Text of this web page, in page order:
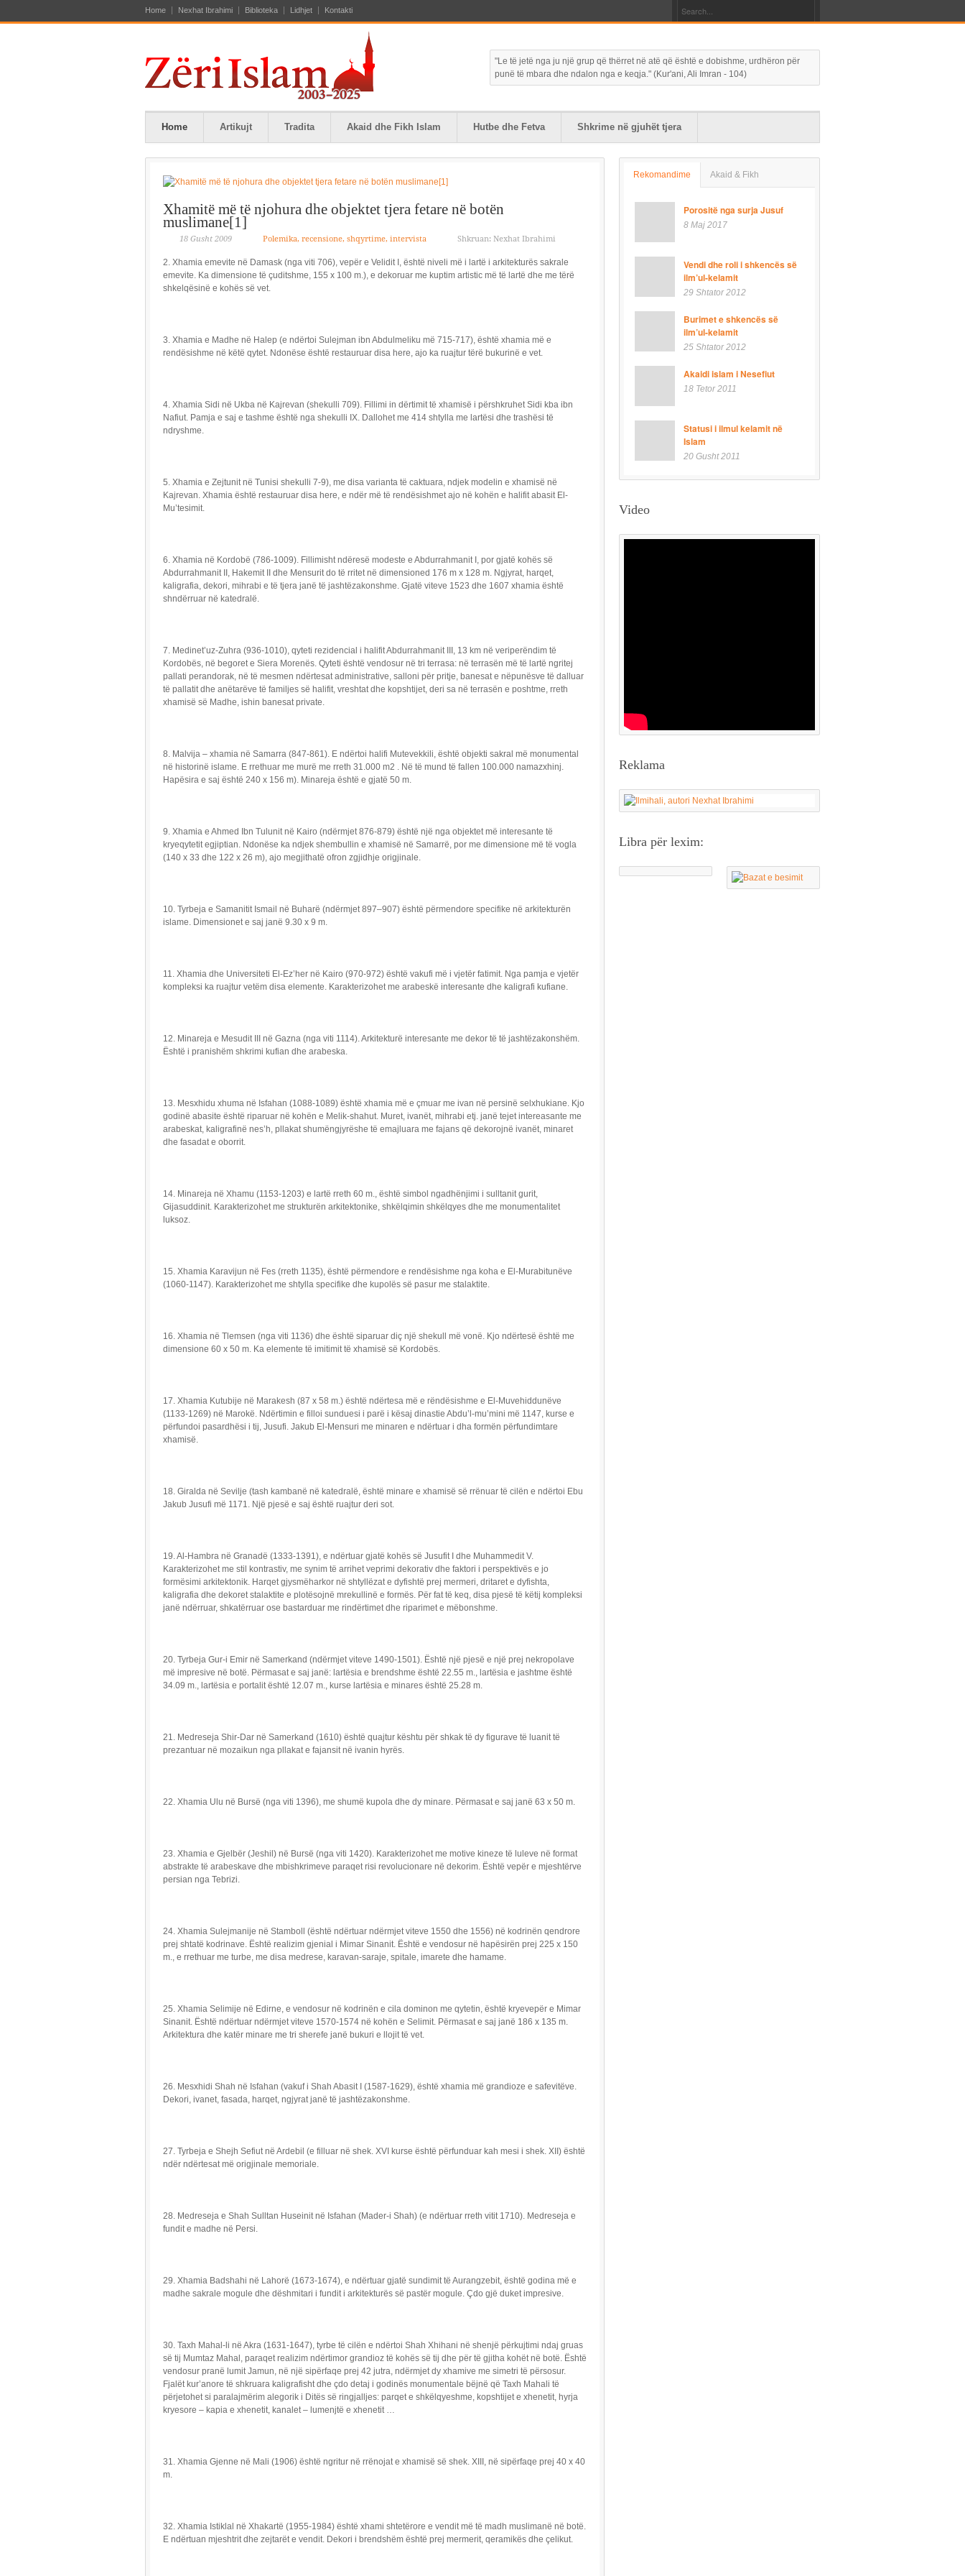
Home Nexhat Ibrahimi Biblioteka Lidhjet Kontakti
"Le të jetë nga ju një grup që thërret në atë që është e dobishme, urdhëron për
punë të mbara dhe ndalon nga e keqja." (Kur'ani, Ali Imran - 104)
Home Artikujt Tradita Akaid dhe Fikh Islam Hutbe dhe Fetva Shkrime në gjuhët tjera
Xhamitë më të njohura dhe objektet tjera fetare në botën
muslimane[1]
18 Gusht 2009 Polemika, recensione, shqyrtime, intervista Shkruan: Nexhat Ibrahimi
2. Xhamia emevite në Damask (nga viti 706), vepër e Velidit I, është niveli më i lartë i arkitekturës sakrale
emevite. Ka dimensione të çuditshme, 155 x 100 m.), e dekoruar me kuptim artistic më të lartë dhe me tërë
shkelqësinë e kohës së vet.
3. Xhamia e Madhe në Halep (e ndërtoi Sulejman ibn Abdulmeliku më 715-717), është xhamia më e
rendësishme në këtë qytet. Ndonëse është restauruar disa here, ajo ka ruajtur tërë bukurinë e vet.
4. Xhamia Sidi në Ukba në Kajrevan (shekulli 709). Fillimi in dërtimit të xhamisë i përshkruhet Sidi kba ibn
Nafiut. Pamja e saj e tashme është nga shekulli IX. Dallohet me 414 shtylla me lartësi dhe trashësi të
ndryshme.
5. Xhamia e Zejtunit në Tunisi shekulli 7-9), me disa varianta të caktuara, ndjek modelin e xhamisë në
Kajrevan. Xhamia është restauruar disa here, e ndër më të rendësishmet ajo në kohën e halifit abasit El-
Mu’tesimit.
6. Xhamia në Kordobë (786-1009). Fillimisht ndëresë modeste e Abdurrahmanit I, por gjatë kohës së
Abdurrahmanit II, Hakemit II dhe Mensurit do të rritet në dimensioned 176 m x 128 m. Ngjyrat, harqet,
kaligrafia, dekori, mihrabi e të tjera janë të jashtëzakonshme. Gjatë viteve 1523 dhe 1607 xhamia është
shndërruar në katedralë.
7. Medinet’uz-Zuhra (936-1010), qyteti rezidencial i halifit Abdurrahmanit III, 13 km në veriperëndim të
Kordobës, në begoret e Siera Morenës. Qyteti është vendosur në tri terrasa: në terrasën më të lartë ngritej
pallati perandorak, në të mesmen ndërtesat administrative, salloni për pritje, banesat e nëpunësve të dalluar
të pallatit dhe anëtarëve të familjes së halifit, vreshtat dhe kopshtijet, deri sa në terrasën e poshtme, rreth
xhamisë së Madhe, ishin banesat private.
8. Malvija – xhamia në Samarra (847-861). E ndërtoi halifi Mutevekkili, është objekti sakral më monumental
në historinë islame. E rrethuar me murë me rreth 31.000 m2 . Në të mund të fallen 100.000 namazxhinj.
Hapësira e saj është 240 x 156 m). Minareja është e gjatë 50 m.
9. Xhamia e Ahmed Ibn Tulunit në Kairo (ndërmjet 876-879) është një nga objektet më interesante të
kryeqytetit egjiptian. Ndonëse ka ndjek shembullin e xhamisë në Samarrë, por me dimensione më të vogla
(140 x 33 dhe 122 x 26 m), ajo megjithatë ofron zgjidhje origjinale.
10. Tyrbeja e Samanitit Ismail në Buharë (ndërmjet 897–907) është përmendore specifike në arkitekturën
islame. Dimensionet e saj janë 9.30 x 9 m.
11. Xhamia dhe Universiteti El-Ez’her në Kairo (970-972) është vakufi më i vjetër fatimit. Nga pamja e vjetër
kompleksi ka ruajtur vetëm disa elemente. Karakterizohet me arabeskë interesante dhe kaligrafi kufiane.
12. Minareja e Mesudit III në Gazna (nga viti 1114). Arkitekturë interesante me dekor të të jashtëzakonshëm.
Është i pranishëm shkrimi kufian dhe arabeska.
13. Mesxhidu xhuma në Isfahan (1088-1089) është xhamia më e çmuar me ivan në persinë selxhukiane. Kjo
godinë abasite është riparuar në kohën e Melik-shahut. Muret, ivanët, mihrabi etj. janë tejet intereasante me
arabeskat, kaligrafinë nes’h, pllakat shumëngjyrëshe të emajluara me fajans që dekorojnë ivanët, minaret
dhe fasadat e oborrit.
14. Minareja në Xhamu (1153-1203) e lartë rreth 60 m., është simbol ngadhënjimi i sulltanit gurit,
Gijasuddinit. Karakterizohet me strukturën arkitektonike, shkëlqimin shkëlqyes dhe me monumentalitet
luksoz.
15. Xhamia Karavijun në Fes (rreth 1135), është përmendore e rendësishme nga koha e El-Murabitunëve
(1060-1147). Karakterizohet me shtylla specifike dhe kupolës së pasur me stalaktite.
16. Xhamia në Tlemsen (nga viti 1136) dhe është siparuar diç një shekull më vonë. Kjo ndërtesë është me
dimensione 60 x 50 m. Ka elemente të imitimit të xhamisë së Kordobës.
17. Xhamia Kutubije në Marakesh (87 x 58 m.) është ndërtesa më e rëndësishme e El-Muvehiddunëve
(1133-1269) në Marokë. Ndërtimin e filloi sunduesi i parë i kësaj dinastie Abdu’l-mu’mini më 1147, kurse e
përfundoi pasardhësi i tij, Jusufi. Jakub El-Mensuri me minaren e ndërtuar i dha formën përfundimtare
xhamisë.
18. Giralda në Sevilje (tash kambanë në katedralë, është minare e xhamisë së rrënuar të cilën e ndërtoi Ebu
Jakub Jusufi më 1171. Një pjesë e saj është ruajtur deri sot.
19. Al-Hambra në Granadë (1333-1391), e ndërtuar gjatë kohës së Jusufit I dhe Muhammedit V.
Karakterizohet me stil kontrastiv, me synim të arrihet veprimi dekorativ dhe faktori i perspektivës e jo
formësimi arkitektonik. Harqet gjysmëharkor në shtyllëzat e dyfishtë prej mermeri, dritaret e dyfishta,
kaligrafia dhe dekoret stalaktite e plotësojnë mrekullinë e formës. Për fat të keq, disa pjesë të këtij kompleksi
janë ndërruar, shkatërruar ose bastarduar me rindërtimet dhe riparimet e mëbonshme.
20. Tyrbeja Gur-i Emir në Samerkand (ndërmjet viteve 1490-1501). Është një pjesë e një prej nekropolave
më impresive në botë. Përmasat e saj janë: lartësia e brendshme është 22.55 m., lartësia e jashtme është
34.09 m., lartësia e portalit është 12.07 m., kurse lartësia e minares është 25.28 m.
21. Medreseja Shir-Dar në Samerkand (1610) është quajtur kështu për shkak të dy figurave të luanit të
prezantuar në mozaikun nga pllakat e fajansit në ivanin hyrës.
22. Xhamia Ulu në Bursë (nga viti 1396), me shumë kupola dhe dy minare. Përmasat e saj janë 63 x 50 m.
23. Xhamia e Gjelbër (Jeshil) në Bursë (nga viti 1420). Karakterizohet me motive kineze të luleve në format
abstrakte të arabeskave dhe mbishkrimeve paraqet risi revolucionare në dekorim. Është vepër e mjeshtërve
persian nga Tebrizi.
24. Xhamia Sulejmanije në Stamboll (është ndërtuar ndërmjet viteve 1550 dhe 1556) në kodrinën qendrore
prej shtatë kodrinave. Është realizim gjenial i Mimar Sinanit. Është e vendosur në hapësirën prej 225 x 150
m., e rrethuar me turbe, me disa medrese, karavan-saraje, spitale, imarete dhe hamame.
25. Xhamia Selimije në Edirne, e vendosur në kodrinën e cila dominon me qytetin, është kryevepër e Mimar
Sinanit. Është ndërtuar ndërmjet viteve 1570-1574 në kohën e Selimit. Përmasat e saj janë 186 x 135 m.
Arkitektura dhe katër minare me tri sherefe janë bukuri e llojit të vet.
26. Mesxhidi Shah në Isfahan (vakuf i Shah Abasit I (1587-1629), është xhamia më grandioze e safevitëve.
Dekori, ivanet, fasada, harqet, ngjyrat janë të jashtëzakonshme.
27. Tyrbeja e Shejh Sefiut në Ardebil (e filluar në shek. XVI kurse është përfunduar kah mesi i shek. XII) është
ndër ndërtesat më origjinale memoriale.
28. Medreseja e Shah Sulltan Huseinit në Isfahan (Mader-i Shah) (e ndërtuar rreth vitit 1710). Medreseja e
fundit e madhe në Persi.
29. Xhamia Badshahi në Lahorë (1673-1674), e ndërtuar gjatë sundimit të Aurangzebit, është godina më e
madhe sakrale mogule dhe dëshmitari i fundit i arkitekturës së pastër mogule. Çdo gjë duket impresive.
30. Taxh Mahal-li në Akra (1631-1647), tyrbe të cilën e ndërtoi Shah Xhihani në shenjë përkujtimi ndaj gruas
së tij Mumtaz Mahal, paraqet realizim ndërtimor grandioz të kohës së tij dhe për të gjitha kohët në botë. Është
vendosur pranë lumit Jamun, në një sipërfaqe prej 42 jutra, ndërmjet dy xhamive me simetri të përsosur.
Fjalët kur’anore të shkruara kaligrafisht dhe çdo detaj i godinës monumentale bëjnë që Taxh Mahali të
përjetohet si paralajmërim alegorik i Ditës së ringjalljes: parqet e shkëlqyeshme, kopshtijet e xhenetit, hyrja
kryesore – kapia e xhenetit, kanalet – lumenjtë e xhenetit …
31. Xhamia Gjenne në Mali (1906) është ngritur në rrënojat e xhamisë së shek. XIII, në sipërfaqe prej 40 x 40
m.
32. Xhamia Istiklal në Xhakartë (1955-1984) është xhami shtetërore e vendit më të madh muslimanë në botë.
E ndërtuan mjeshtrit dhe zejtarët e vendit. Dekori i brendshëm është prej mermerit, qeramikës dhe çelikut.
Rekomandime Akaid & Fikh
Porositë nga surja Jusuf
8 Maj 2017
Vendi dhe roli i shkencës së
ilm’ul-kelamit
29 Shtator 2012
Burimet e shkencës së
ilm’ul-kelamit
25 Shtator 2012
Akaidi islam i Nesefiut
18 Tetor 2011
Statusi i ilmul kelamit në
Islam
20 Gusht 2011
Video
Reklama
Libra për lexim: